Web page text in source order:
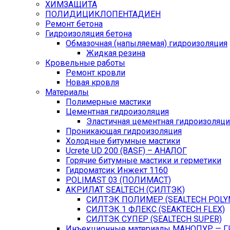
ХИМЗАЩИТА
ПОЛИДИЦИКЛОПЕНТАДИЕН
Ремонт бетона
Гидроизоляция бетона
Обмазочная (напыляемая) гидроизоляция
Жидкая резина
Кровельные работы
Ремонт кровли
Новая кровля
Материалы
Полимерные мастики
Цементная гидроизоляция
Эластичная цементная
Проникающая гидроизоляция
Холодные битумные мастики
Ucrete UD 200 (BASF) – АНАЛОГ
Горячие битумные мастики и герметики
Гидроматсик Инжект 1160
POLIMAST 03 (ПОЛИМАСТ)
АКРИЛАТ SEALTECH (СИЛТЭК)
СИЛТЭК ПОЛИМЕР (SEALTECH
СИЛТЭК 1 ФЛЕКС (SEAKTECH FLEX)
СИЛТЭК СУПЕР (SEALTECH SUPER)